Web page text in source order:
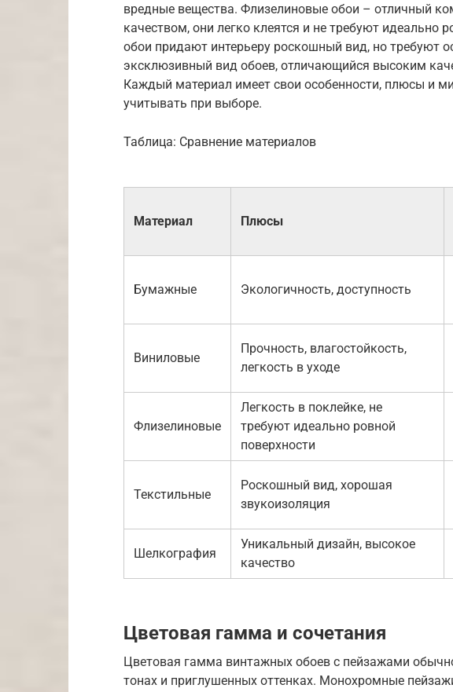
вредные вещества. Флизелиновые обои – отличный
качеством, они легко клеятся и не требуют идеально
обои придают интерьеру роскошный вид, но требуют
эксклюзивный вид обоев, отличающийся высоким
Каждый материал имеет свои особенности, плюсы и
учитывать при выборе.
Таблица: Сравнение материалов
Материал Плюсы
Бумажные Экологичность, доступность
Виниловые
Прочность, влагостойкость,
легкость в уходе
Флизелиновые
Легкость в поклейке, не
требуют идеально ровной
поверхности
Текстильные
Роскошный вид, хорошая
звукоизоляция
Шелкография
Уникальный дизайн, высокое
качество
Цветовая гамма и сочетания
Цветовая гамма винтажных обоев с пейзажами
тонах и приглушенных оттенках. Монохромные